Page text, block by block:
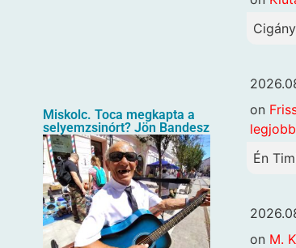
Miskolc. Toca megkapta a
selyemzsinórt? Jön Bandesz
on
Én
on M.